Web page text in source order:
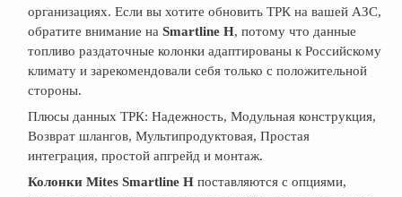
организациях. Если вы хотите обновить ТРК на вашей АЗС,
обратите внимание на Smartline H, потому что данные
топливо раздаточные колонки адаптированы к Российскому
климату и зарекомендовали себя только с положительной
стороны.
Плюсы данных ТРК: Надежность, Модульная конструкция,
Возврат шлангов, Мультипродуктовая, Простая
интеграция, простой апгрейд и монтаж.
Колонки Mites Smartline H поставляются с опциями,